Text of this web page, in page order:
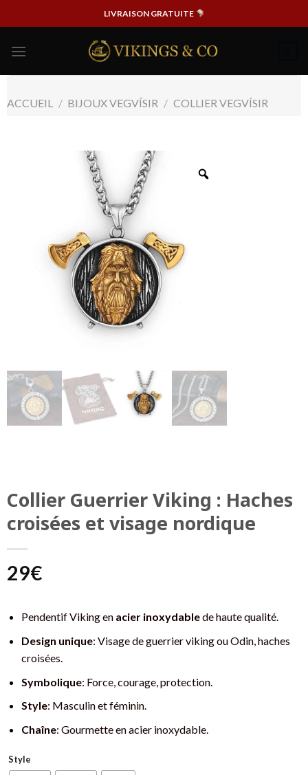
au
LIVRAISON GRATUITE
ACCUEIL / BIJOUX VEGVÍSIR / COLLIER VEGVÍSIR
Collier Guerrier Viking : Haches
croisées et visage nordique
29€
Pendentif Viking en acier inoxydablede haute qualité.
Design unique: Visage de guerrier viking ou Odin, haches
croisées.
Symbolique: Force, courage, protection.
Style: Masculin et féminin.
Chaîne: Gourmette en acier inoxydable.
Style